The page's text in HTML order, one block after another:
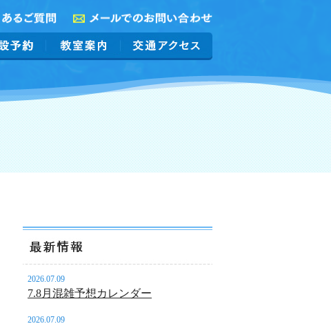
2026.07.09
7.8月混雑予想カレンダー
2026.07.09